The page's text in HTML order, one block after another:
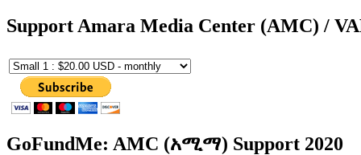
Support Amara Media Center (AMC) /
GoFundMe: AMC (አሚማ) Support 2020